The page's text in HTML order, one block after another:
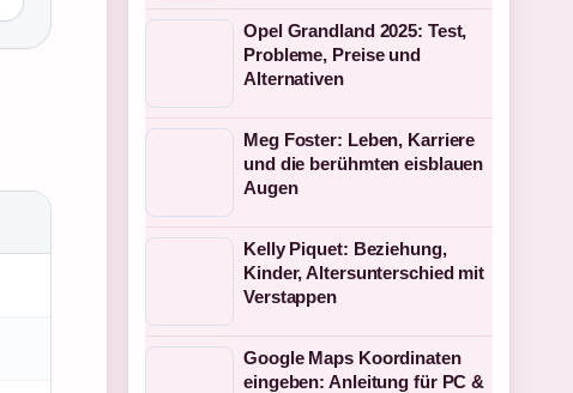
Opel Grandland 2025: Test,
Probleme, Preise und
Alternativen
Meg Foster: Leben, Karriere
und die berühmten eisblauen
Augen
Kelly Piquet: Beziehung,
Kinder, Altersunterschied mit
Verstappen
Google Maps Koordinaten
eingeben: Anleitung für PC &